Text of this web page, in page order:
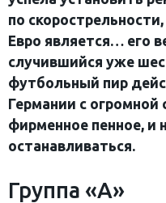
по
Евро является… его
случившийся уже
футбольный пир
Германии с огромной
фирменное пенное, и
останавливаться.
Группа «А»